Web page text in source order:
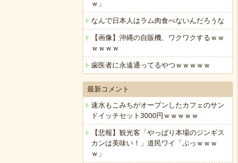
ｗ」
なんで日本人はラム肉食べないんだろうな
【画像】沖縄の自販機、ワクワクするｗｗ
ｗｗｗｗ
歯医者に永遠通ってるやつｗｗｗｗｗ
最新コメント
速水もこみちがオープンしたカフェのサン
ドイッチセット3000円ｗｗｗｗｗ
【悲報】観光客「やっぱり本場のジンギス
カンは美味い！」道民ワイ「ぷっｗｗｗ
ｗ」